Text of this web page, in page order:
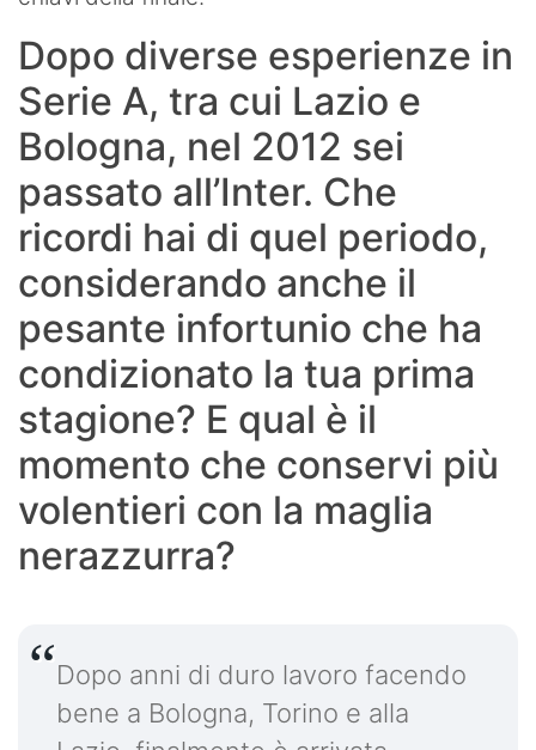
Dopo diverse esperienze in
Serie A, tra cui Lazio e
Bologna, nel 2012 sei
passato all’Inter. Che
ricordi hai di quel periodo,
considerando anche il
pesante infortunio che ha
condizionato la tua prima
stagione? E qual è il
momento che conservi più
volentieri con la maglia
nerazzurra?
Dopo anni di duro lavoro facendo
bene a Bologna, Torino e alla